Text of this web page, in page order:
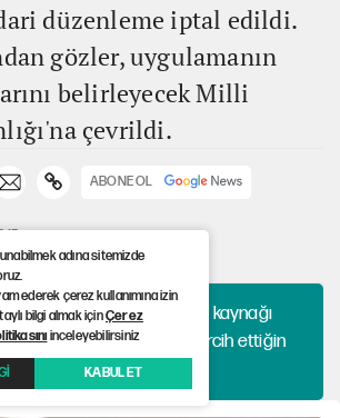
düzenleme iptal edildi.
gözler, uygulamanın
belirleyecek Milli
çevrildi.
ABONE OL
bırakma, hangi kaynağı
karar ver. 12punto'yu tercih ettiğin
kaynaklar arasına ekle!
adına sitemizde
ederek çerez kullanımına izin
bilgi almak içinÇerez
inceleyebilirsiniz
KABUL ET